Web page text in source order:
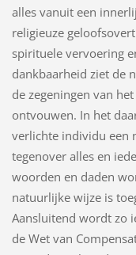
alles vanuit een
religieuze
spirituele vervoering
dankbaarheid ziet de
de zegeningen van
ontvouwen. In het
verlichte individu een
tegenover alles en
woorden en daden
natuurlijke wijze is
Aansluitend wordt zo
de Wet van